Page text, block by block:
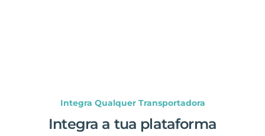
Integra Qualquer Transportadora
Integra a tua plataforma